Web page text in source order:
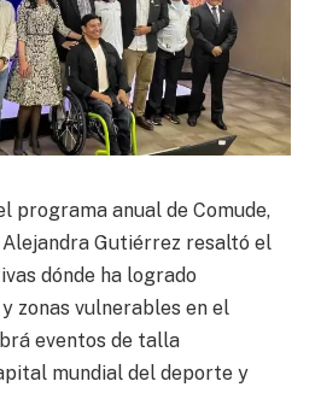
programa anual de Comude,
Alejandra Gutiérrez resaltó el
dónde ha logrado
zonas vulnerables en el
eventos de talla
mundial del deporte y